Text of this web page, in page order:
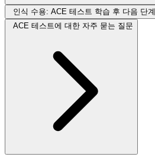
인식 수용: ACE 테스트 학습 후 다음 단계
ACE 테스트에 대한 자주 묻는 질문